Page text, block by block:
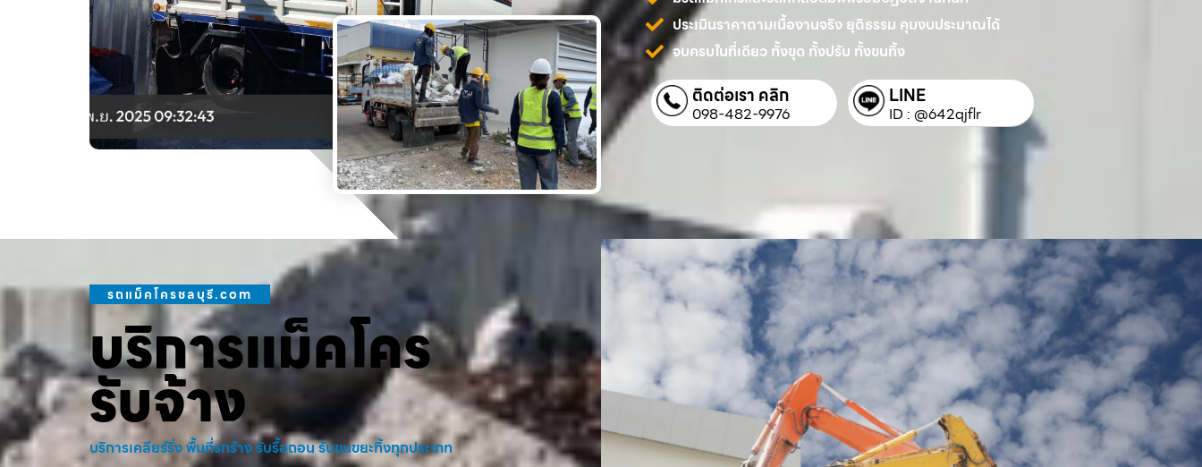
ประเมินราคาตามเนื้องานจริง ยุติธรรม คุมงบประมาณได้
จบครบในที่เดียว ทั้งขุด ทั้งปรับ ทั้งขนทิ้ง
ติดต่อเรา คลิก
098-482-9976
LINE
ID : @642qjflr
รถแม็คโครชลบุรี.com
บริการแม็คโคร
รับจ้าง
บริการเคลียร์ริ่ง พื้นที่รกร้าง รับรื้อถอน รับขนขยะทิ้งทุกประเภท